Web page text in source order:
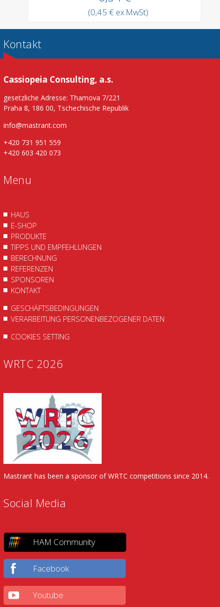
(0,45 € ex.MwSt)
Kontakt
Cassiopeia Consulting, a.s.
gesetzliche Adresse: Thamova 7/221
Praha 8, 186 00, Tschechische Republik
info@mastrant.com
+420 731 951 559
+420 603 420 073
Menu
HAUS
E-SHOP
PRODUKTE
TIPPS UND EMPFEHLUNGEN
BERECHNUNG
REFERENZEN
SPONSOREN
KONTAKT
GESCHÄFTSBEDINGUNGEN
VERARBEITUNG PERSONENBEZOGENER DATEN
COOKIES SETTING
WRTC 2026
Mastrant has been a sponsor of WRTC competitions since 2014.
Social Media
HAM Community
Facebook
Youtube